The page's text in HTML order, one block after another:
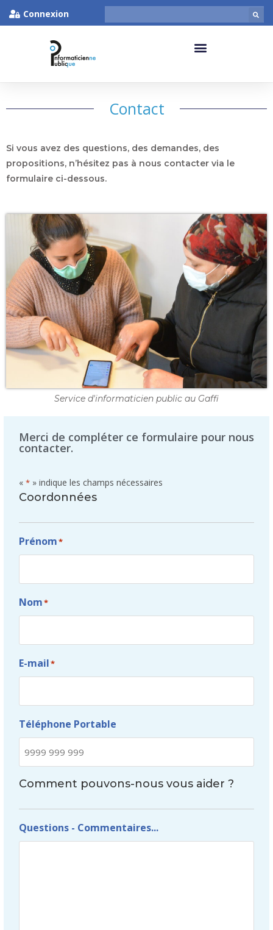
Connexion
Contact
Si vous avez des questions, des demandes, des
propositions, n’hésitez pas à nous contacter via le
formulaire ci-dessous.
Service d'informaticien public au Gaffi
Merci de compléter ce formulaire pour nous
contacter.
« * » indique les champs nécessaires
Coordonnées
Prénom*
Nom*
E-mail*
Téléphone Portable
Comment pouvons-nous vous aider ?
Questions - Commentaires...